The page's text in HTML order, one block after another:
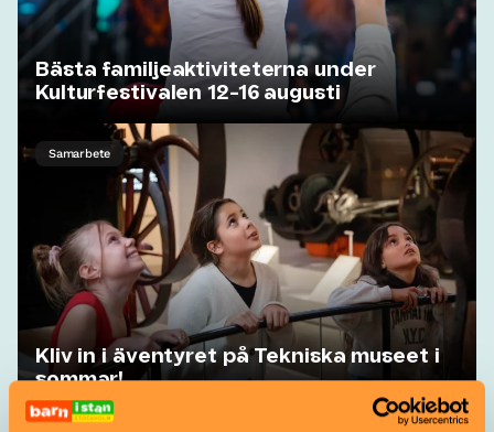
Bästa familjeaktiviteterna under
Kulturfestivalen 12-16 augusti
Samarbete
Kliv in i äventyret på Tekniska museet i
sommar!